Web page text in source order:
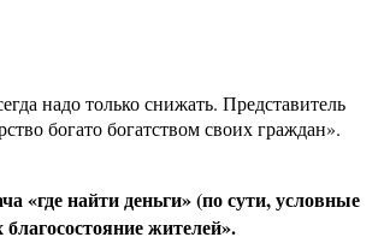
надо только снижать. Представитель
богато богатством своих граждан».
«где найти деньги» (по сути, условные
жителей».